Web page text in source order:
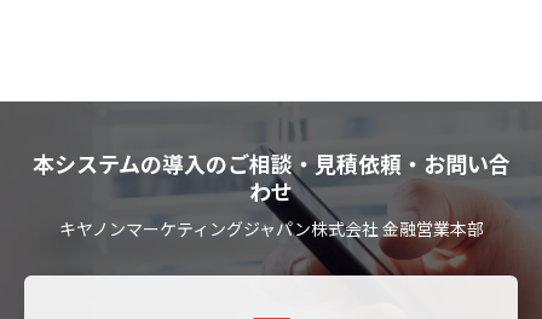
本システムの導入のご相談・見積依頼・お問い合
わせ
キヤノンマーケティングジャパン株式会社 金融営業本部